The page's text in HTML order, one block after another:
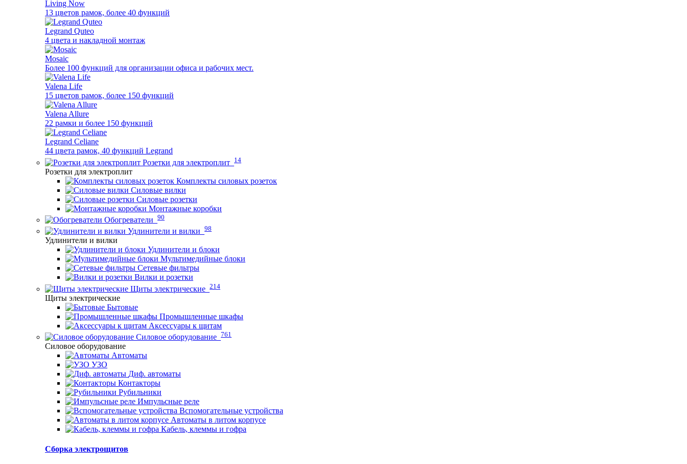
Living Now
13 цветов рамок, более 40 функций
Legrand Quteo
4 цвета и накладной монтаж
Mosaic
Более 100 функций для организации офиса и рабочих мест.
Valena Life
15 цветов рамок, более 150 функций
Valena Allure
22 рамки и более 150 функций
Legrand Celiane
44 цвета рамок, 40 функций Legrand
Розетки для электроплит 14
Розетки для электроплит
Комплекты силовых розеток
Силовые вилки
Силовые розетки
Монтажные коробки
Обогреватели 90
Удлинители и вилки 98
Удлинители и вилки
Удлинители и блоки
Мультимедийные блоки
Сетевые фильтры
Вилки и розетки
Щиты электрические 214
Щиты электрические
Бытовые
Промышленные шкафы
Аксессуары к щитам
Силовое оборудование 761
Силовое оборудование
Автоматы
УЗО
Диф. автоматы
Контакторы
Рубильники
Импульсные реле
Вспомогательные устройства
Автоматы в литом корпусе
Кабель, клеммы и гофра
Сборка электрощитов